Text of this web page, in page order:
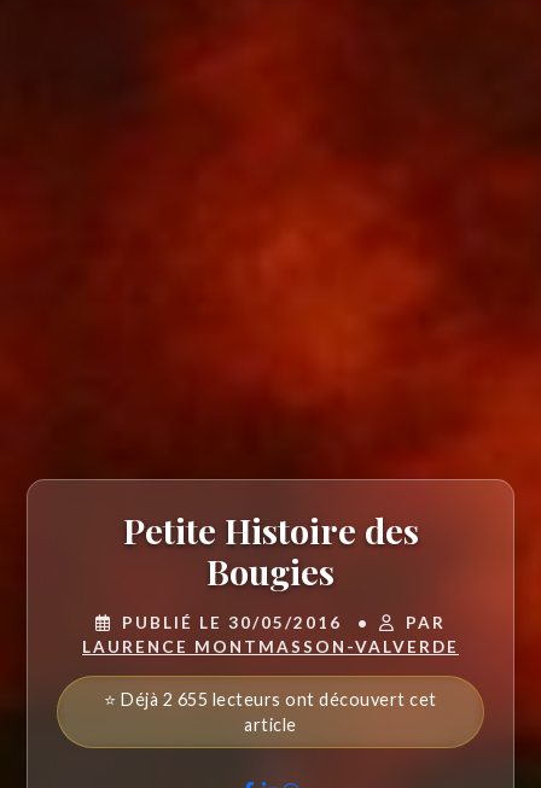
Petite Histoire des
Bougies
PUBLIÉ LE 30/05/2016 •
PAR
LAURENCE MONTMASSON-VALVERDE
⭐ Déjà 2 655 lecteurs ont découvert cet
article